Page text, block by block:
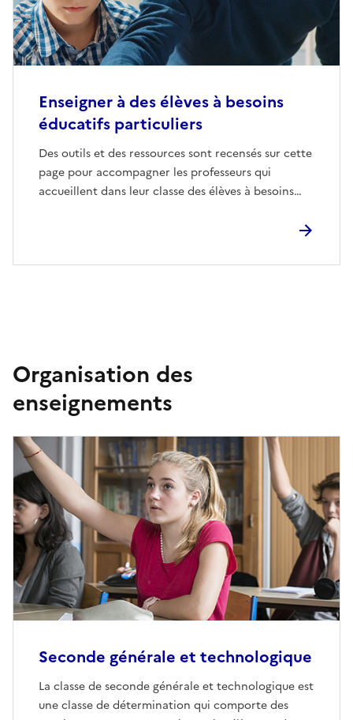
Enseigner à des élèves à besoins
éducatifs particuliers
Des outils et des ressources sont recensés sur cette
page pour accompagner les professeurs qui
accueillent dans leur classe des élèves à besoins…
Organisation des
enseignements
Seconde générale et technologique
La classe de seconde générale et technologique est
une classe de détermination qui comporte des